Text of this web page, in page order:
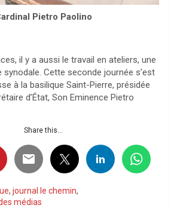
Pietro Paolino
il y a aussi le travail en ateliers, une
synodale. Cette seconde journée s’est
à la basilique Saint-Pierre, présidée
d’État, Son Eminence Pietro
Share this...
, journal le chemin,
médias